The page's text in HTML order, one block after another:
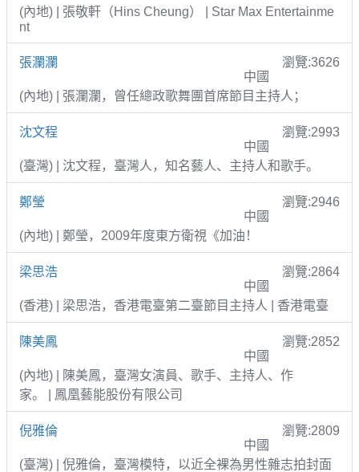
(內地) | 張敬軒（Hins Cheung） | Star Max Entertainme
nt
張瀾瀾
瀏覽:3626
中國
(內地) | 張瀾瀾，曾任總政歌舞團首席節目主持人；
沈文程
瀏覽:2993
中國
(臺灣) | 沈文程，臺灣人，知名藝人、主持人和歌手。
鄭瑩
瀏覽:2946
中國
(內地) | 鄭瑩，2009年度東方衛視《加油！
梁思浩
瀏覽:2864
中國
(香港) | 梁思浩，香港電臺第二臺節目主持人 | 香港電臺
陳美鳳
瀏覽:2852
中國
(內地) | 陳美鳳，臺灣女演員、歌手、主持人、作
家。 | 鳳凰藝能股份有限公司
倪雅倫
瀏覽:2809
中國
(臺灣) | 倪雅倫，臺灣模特，以近全裸為男性雜志拍封面